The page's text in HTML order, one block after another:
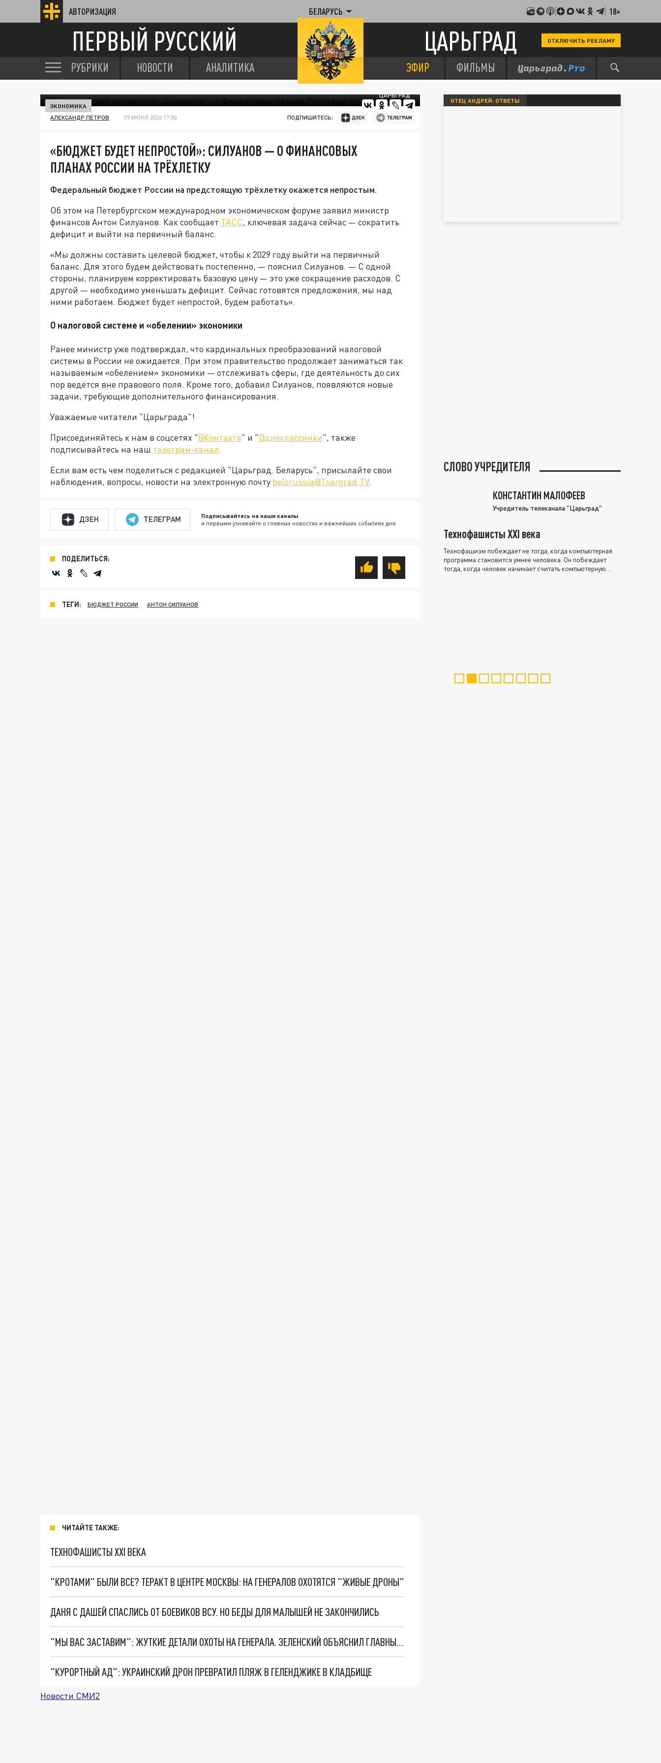
АВТОРИЗАЦИЯ БЕЛАРУСЬ 18+
ПЕРВЫЙ РУССКИЙ ЦАРЬГРАД ОТКЛЮЧИТЬ РЕКЛАМУ
РУБРИКИ НОВОСТИ АНАЛИТИКА ЭФИР ФИЛЬМЫ
ЦАРЬГРАД
ЭКОНОМИКА
АЛЕКСАНДР ПЕТРОВ 07 ИЮНЯ 2026 17:50 ПОДПИШИТЕСЬ:
«БЮДЖЕТ БУДЕТ НЕПРОСТОЙ»: СИЛУАНОВ — О ФИНАНСОВЫХ
ПЛАНАХ РОССИИ НА ТРЁХЛЕТКУ
Федеральный бюджет России на предстоящую трёхлетку окажется непростым.
Об этом на Петербургском международном экономическом форуме заявил министр
финансов Антон Силуанов. Как сообщает ТАСС, ключевая задача сейчас — сократить
дефицит и выйти на первичный баланс.
«Мы должны составить целевой бюджет, чтобы к 2029 году выйти на первичный
баланс. Для этого будем действовать постепенно, — пояснил Силуанов. — С одной
стороны, планируем корректировать базовую цену — это уже сокращение расходов. С
другой — необходимо уменьшать дефицит. Сейчас готовятся предложения, мы над
ними работаем. Бюджет будет непростой, будем работать».
О налоговой системе и «обелении» экономики
Ранее министр уже подтверждал, что кардинальных преобразований налоговой
системы в России не ожидается. При этом правительство продолжает заниматься так
называемым «обелением» экономики — отслеживать сферы, где деятельность до сих
пор ведётся вне правового поля. Кроме того, добавил Силуанов, появляются новые
задачи, требующие дополнительного финансирования.
Уважаемые читатели "Царьграда"!
Присоединяйтесь к нам в соцсетях "ВКонтакте" и "Одноклассники", также
подписывайтесь на наш телеграм-канал.
Если вам есть чем поделиться с редакцией "Царьград. Беларусь", присылайте свои
наблюдения, вопросы, новости на электронную почту belorussia@Tsargrad.TV.
ДЗЕН ТЕЛЕГРАМ Подписывайтесь на наши каналы
и первыми узнавайте о главных новостях и важнейших событиях дня.
ПОДЕЛИТЬСЯ:
ТЕГИ: БЮДЖЕТ РОССИИ АНТОН СИЛУАНОВ
ЧИТАЙТЕ ТАКЖЕ:
ТЕХНОФАШИСТЫ XXI ВЕКА
"КРОТАМИ" БЫЛИ ВСЕ? ТЕРАКТ В ЦЕНТРЕ МОСКВЫ: НА ГЕНЕРАЛОВ ОХОТЯТСЯ "ЖИВЫЕ ДРОНЫ"
ДАНЯ С ДАШЕЙ СПАСЛИСЬ ОТ БОЕВИКОВ ВСУ. НО БЕДЫ ДЛЯ МАЛЫШЕЙ НЕ ЗАКОНЧИЛИСЬ
"МЫ ВАС ЗАСТАВИМ": ЖУТКИЕ ДЕТАЛИ ОХОТЫ НА ГЕНЕРАЛА. ЗЕЛЕНСКИЙ ОБЪЯСНИЛ ГЛАВНЫЙ СМЫСЛ ТЕРАКТА В ЦЕНТРЕ МОСКВЫ
"КУРОРТНЫЙ АД": УКРАИНСКИЙ ДРОН ПРЕВРАТИЛ ПЛЯЖ В ГЕЛЕНДЖИКЕ В КЛАДБИЩЕ
Новости СМИ2
ОТЕЦ АНДРЕЙ: ОТВЕТЫ
СЛОВО УЧРЕДИТЕЛЯ
КОНСТАНТИН МАЛОФЕЕВ
Учредитель телеканала "Царьград"
Технофашисты XXI века
Технофашизм побеждает не тогда, когда компьютерная
программа становится умнее человека. Он побеждает
тогда, когда человек начинает считать компьютерную